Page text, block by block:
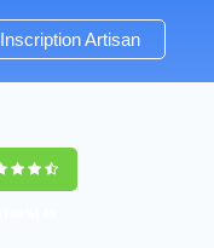
Inscription Artisan